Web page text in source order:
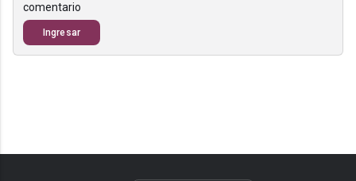
comentario
Ingresar